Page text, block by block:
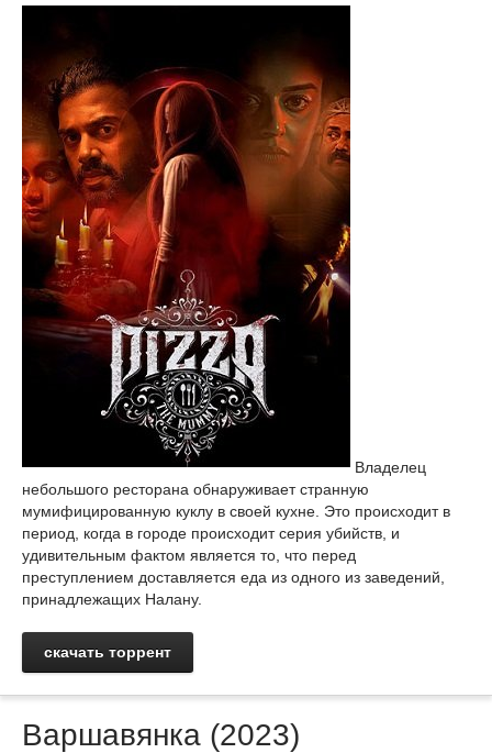
Владелец
небольшого ресторана обнаруживает странную
мумифицированную куклу в своей кухне. Это происходит в
период, когда в городе происходит серия убийств, и
удивительным фактом является то, что перед
преступлением доставляется еда из одного из заведений,
принадлежащих Налану.
скачать торрент
Варшавянка (2023)